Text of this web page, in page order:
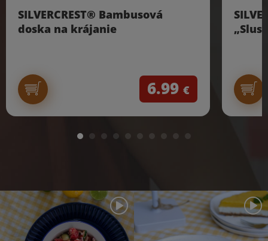
SILVERCREST® Bambusová
doska na krájanie
6.99 €